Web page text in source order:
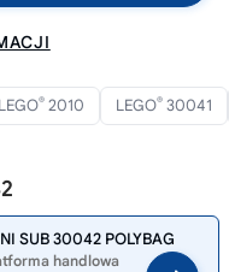
LEGO® 2010 LEGO® 30041
SUB 30042 POLYBAG
handlowa